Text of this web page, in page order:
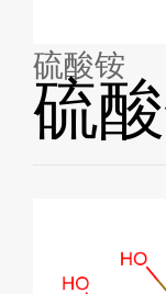
硫酸铵
硫